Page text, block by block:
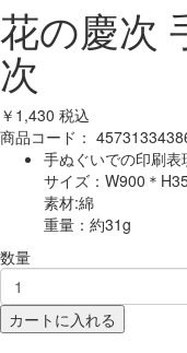
花の慶次
次
￥1,430 税込
商品コード：
手ぬぐいでの印刷表
サイズ：W900＊
素材:綿
重量：約31g
数量
カートに入れる